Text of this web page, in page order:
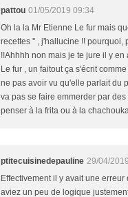
pattou 01/05/2019 09:34
Oh la la Mr Etienne Le fur mais
recettes '' , j'hallucine !! pourquoi,
!!Ahhhh non mais je te jure il y
Le fur , un faitout ça s'écrit
ne pas avoir vu qu'elle parlait du
va pas se faire emmerder par
penser à la frita ou à la
ptitecuisinedepauline 29/04/
Effectivement il y avait une
aviez un peu de logique